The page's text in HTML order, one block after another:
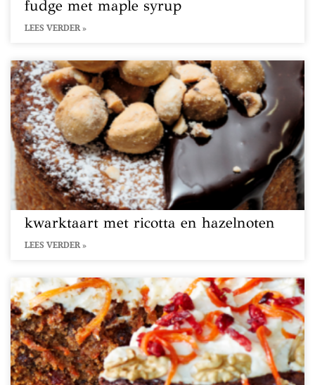
fudge met maple syrup
LEES VERDER »
kwarktaart met ricotta en hazelnoten
LEES VERDER »